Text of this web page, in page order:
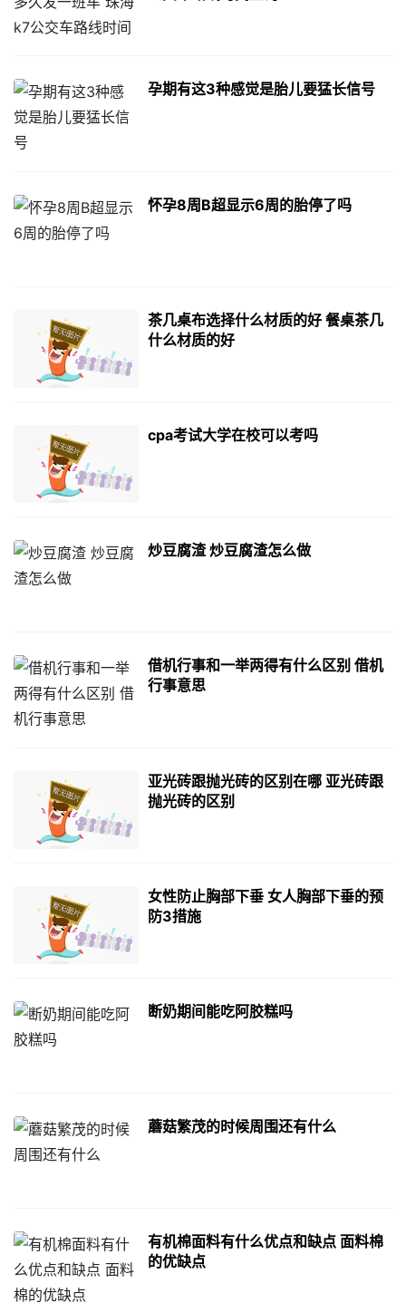
孕期有这3种感觉是胎儿要猛长信号
怀孕8周B超显示6周的胎停了吗
茶几桌布选择什么材质的好 餐桌茶几
什么材质的好
cpa考试大学在校可以考吗
炒豆腐渣 炒豆腐渣怎么做
借机行事和一举两得有什么区别 借机
行事意思
亚光砖跟抛光砖的区别在哪 亚光砖跟
抛光砖的区别
女性防止胸部下垂 女人胸部下垂的预
防3措施
断奶期间能吃阿胶糕吗
蘑菇繁茂的时候周围还有什么
有机棉面料有什么优点和缺点 面料棉
的优缺点